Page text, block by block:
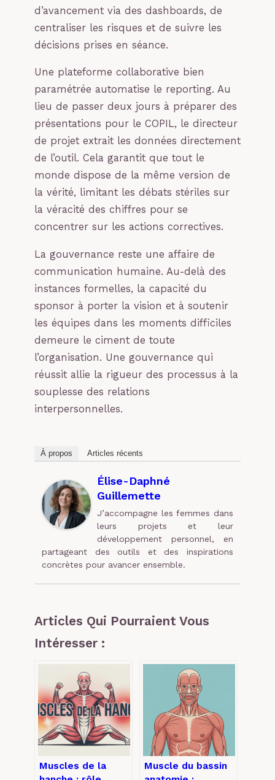
d’avancement via des dashboards, de
centraliser les risques et de suivre les
décisions prises en séance.
Une plateforme collaborative bien
paramétrée automatise le reporting. Au
lieu de passer deux jours à préparer des
présentations pour le COPIL, le directeur
de projet extrait les données directement
de l’outil. Cela garantit que tout le
monde dispose de la même version de
la vérité, limitant les débats stériles sur
la véracité des chiffres pour se
concentrer sur les actions correctives.
La gouvernance reste une affaire de
communication humaine. Au-delà des
instances formelles, la capacité du
sponsor à porter la vision et à soutenir
les équipes dans les moments difficiles
demeure le ciment de toute
l’organisation. Une gouvernance qui
réussit allie la rigueur des processus à la
souplesse des relations
interpersonnelles.
À propos Articles récents
Élise-Daphné
Guillemette
J’accompagne les femmes dans
leurs projets et leur
développement personnel, en
partageant des outils et des inspirations
concrètes pour avancer ensemble.
Articles Qui Pourraient Vous
Intéresser :
Muscles de la
Muscle du bassin